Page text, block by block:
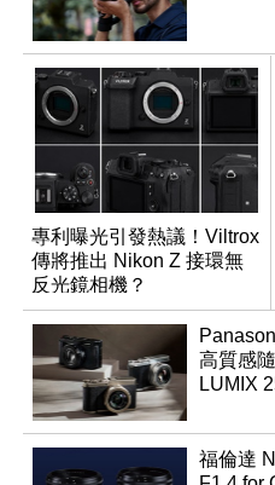
專利曝光引發熱議！Viltrox
傳將推出 Nikon Z 接環無
反光鏡相機？
高質感
LUMIX
福倫達